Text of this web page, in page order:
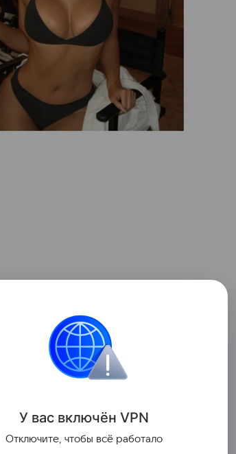
индустрии. К тому
компаний в мире —
У вас включён VPN
Отключите, чтобы всё работало